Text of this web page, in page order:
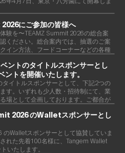
にご参加の皆様へ
験を〜TEAMZ Summit 2026の総合案
ください。総合案内では、抽選のご案
イン方法、フードコーナーなどの各種
活用ください。詳細
トのタイトルスポンサーとし
トを開催いたします。
イトルスポンサーとして、下記2つの
す。いずれも少人数・招待制にて、業
場として企画しております。ご都合が
。
2026 のWalletスポンサーとし
Walletスポンサーとして協賛していま
れた先着100名様に、Tangem Wallet
いたします。